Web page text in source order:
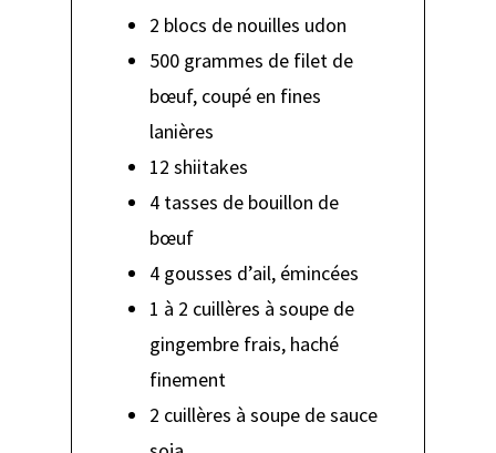
2 blocs de nouilles udon
500 grammes de filet de
bœuf, coupé en fines
lanières
12 shiitakes
4 tasses de bouillon de
bœuf
4 gousses d’ail, émincées
1 à 2 cuillères à soupe de
gingembre frais, haché
finement
2 cuillères à soupe de sauce